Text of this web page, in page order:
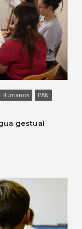
Humanos
PAN
gestual